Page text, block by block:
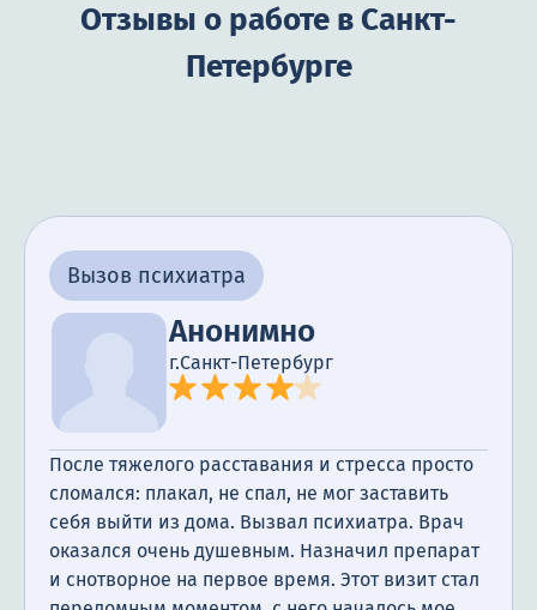
Отзывы о работе в Санкт-
Петербурге
Вызов психиатра
Анонимно
г.Санкт-Петербург
После тяжелого расставания и стресса просто
сломался: плакал, не спал, не мог заставить
себя выйти из дома. Вызвал психиатра. Врач
оказался очень душевным. Назначил препарат
и снотворное на первое время. Этот визит стал